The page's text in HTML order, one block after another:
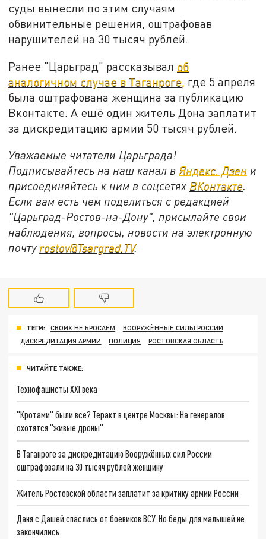
суды вынесли по этим случаям
обвинительные решения, оштрафовав
нарушителей на 30 тысяч рублей.
Ранее "Царьград" рассказывал об
аналогичном случае в Таганроге, где 5 апреля
была оштрафована женщина за публикацию
Вконтакте. А ещё один житель Дона заплатит
за дискредитацию армии 50 тысяч рублей.
Уважаемые читатели Царьграда!
Подписывайтесь на наш канал вЯндекс. Дзен и
присоединяйтесь к ним в соцсетях ВКонтакте.
Если вам есть чем поделиться с редакцией
"Царьград-Ростов-на-Дону", присылайте свои
наблюдения, вопросы, новости на электронную
почту rostov@Tsargrad.ТV.
ТЕГИ: СВОИХ НЕ БРОСАЕМ
ВООРУЖЁННЫЕ СИЛЫ РОССИИ
ДИСКРЕДИТАЦИЯ АРМИИ
ПОЛИЦИЯ РОСТОВСКАЯ ОБЛАСТЬ
ЧИТАЙТЕ ТАКЖЕ:
Технофашисты XXI века
"Кротами" были все? Теракт в центре Москвы: На генералов
охотятся "живые дроны"
В Таганроге за дискредитацию Вооружённых сил России
оштрафовали на 30 тысяч рублей женщину
Житель Ростовской области заплатит за критику армии России
Даня с Дашей спаслись от боевиков ВСУ. Но беды для малышей не
закончились